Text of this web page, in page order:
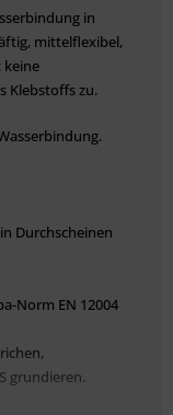
in
mittelflexibel,
keine
Klebstoffs zu.
Durchscheinen
Norm EN 12004
grundieren.